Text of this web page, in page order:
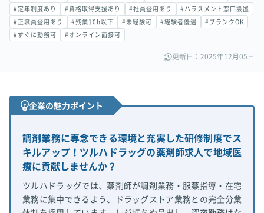
#定年制度あり #資格取得支援あり #社員登用あり #ハラスメント窓口設置
#正職員登用あり #残業10h以下 #未経験可 #経験者優遇 #ブランクOK
#すぐに勤務可 #オンライン面接可
更新日：2025年12月05日
企業の魅力ポイント
調剤業務に専念できる環境と充実した研修制度でス
キルアップ！ツルハドラッグの薬剤師求人で地域医
療に貢献しませんか？
ツルハドラッグでは、薬剤師が調剤業務・服薬指導・在宅
業務に集中できるよう、ドラッグストア業務との完全分業